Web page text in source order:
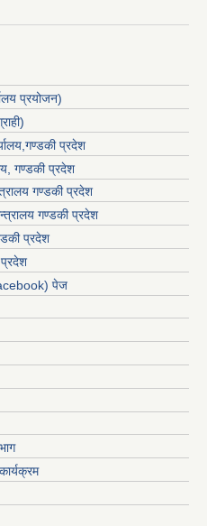
प्रयोजन)
प्रदेश
गण्डकी प्रदेश
गण्डकी प्रदेश
गण्डकी प्रदेश
प्रदेश
प्रदेश
पेज